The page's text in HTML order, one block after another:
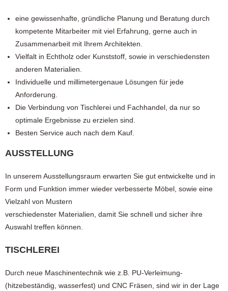
eine gewissenhafte, gründliche Planung und Beratung durch
kompetente Mitarbeiter mit viel Erfahrung, gerne auch in
Zusammenarbeit mit Ihrem Architekten.
Vielfalt in Echtholz oder Kunststoff, sowie in verschiedensten
anderen Materialien.
Individuelle und millimetergenaue Lösungen für jede
Anforderung.
Die Verbindung von Tischlerei und Fachhandel, da nur so
optimale Ergebnisse zu erzielen sind.
Besten Service auch nach dem Kauf.
AUSSTELLUNG
In unserem Ausstellungsraum erwarten Sie gut entwickelte und in
Form und Funktion immer wieder verbesserte Möbel, sowie eine
Vielzahl von Mustern
verschiedenster Materialien, damit Sie schnell und sicher ihre
Auswahl treffen können.
TISCHLEREI
Durch neue Maschinentechnik wie z.B. PU-Verleimung-
(hitzebeständig, wasserfest) und CNC Fräsen, sind wir in der Lage